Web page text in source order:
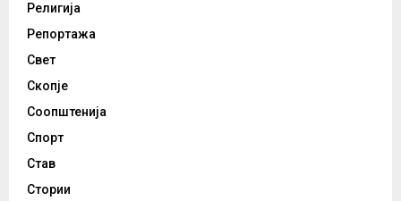
Религија
Репортажа
Свет
Скопје
Соопштенија
Спорт
Став
Стории